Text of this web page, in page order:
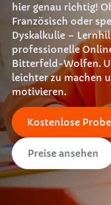
Materialien
Kontakt
hier genau richtig!
Französisch oder
Dyskalkulie –
professionelle
Bitterfeld-Wolfen.
leichter zu machen
motivieren.
Kostenlose
Preise ansehen